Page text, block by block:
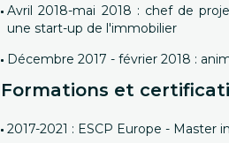
Avril 2018-mai 2018 : chef de
une start-up de l'immobilier
Décembre 2017 - février 2018 :
Formations et
2017-2021 : ESCP Europe - Master